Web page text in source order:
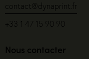
contact@dynaprint.fr
+33 1 47 15 90 90
Nous contacter